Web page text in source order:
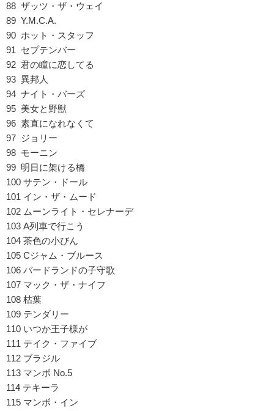
88 ザッツ・ザ・ウェイ
89 Y.M.C.A.
90 ホット・スタッフ
91 セプテンバー
92 君の瞳に恋してる
93 異邦人
94 ナイト・バーズ
95 美女と野獣
96 素直になれなくて
97 ジョリー
98 モーニン
99 明日に架ける橋
100 サテン・ドール
101 イン・ザ・ムード
102 ムーンライト・セレナーデ
103 A列車で行こう
104 茶色の小びん
105 Cジャム・ブルース
106 バードランドの子守歌
107 マック・ザ・ナイフ
108 枯葉
109 テンダリー
110 いつか王子様が
111 テイク・ファイブ
112 ブラジル
113 マンボ No.5
114 テキーラ
115 マンボ・イン